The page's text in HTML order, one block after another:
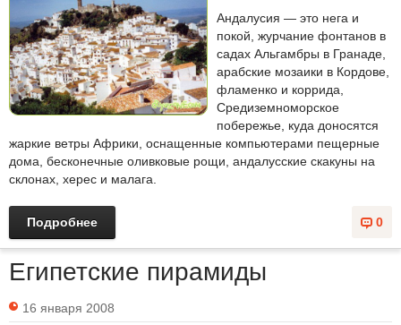
Андалусия — это нега и
покой, журчание фонтанов в
садах Альгамбры в Гранаде,
арабские мозаики в Кордове,
фламенко и коррида,
Средиземноморское
побережье, куда доносятся
жаркие ветры Африки, оснащенные компьютерами пещерные
дома, бесконечные оливковые рощи, андалусские скакуны на
склонах, херес и малага.
0
Подробнее
Египетские пирамиды
16 января 2008